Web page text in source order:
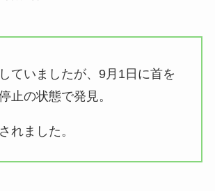
ていましたが、9月1日に首を
止の状態で発見。
れました。